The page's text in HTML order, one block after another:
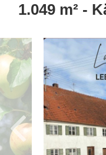
1.049 m² -